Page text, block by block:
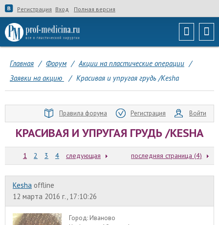
Регистрация Вход Полная версия
Главная / Форум / Акции на пластические операции /
Заявки на акцию
/ Красивая и упругая грудь /Kesha
Правила форума Регистрация Войти
КРАСИВАЯ И УПРУГАЯ ГРУДЬ /KESHA
1 2 3 4 следующая последняя страница (4)
Kesha offline
12 марта 2016 г., 17:10:26
Город: Иваново